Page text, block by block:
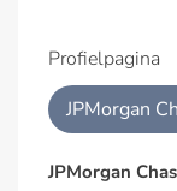
Profielpagina
JPMorgan
JPMorgan